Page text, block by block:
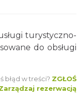
turystyczno-
do obsługi
błąd w treści? ZGŁOŚ
rezerwacją